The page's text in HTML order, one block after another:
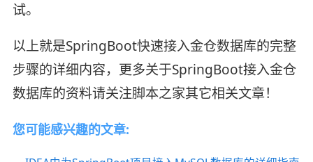
试。
以上就是SpringBoot快速接入金仓数据库的完整
步骤的详细内容，更多关于SpringBoot接入金仓
数据库的资料请关注脚本之家其它相关文章！
您可能感兴趣的文章: